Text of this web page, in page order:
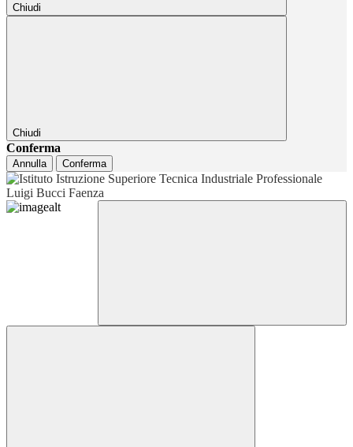
Chiudi
Chiudi
Conferma
Annulla Conferma